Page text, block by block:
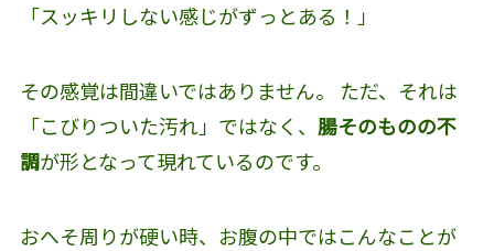
「スッキリしない感じがずっとある！」
その感覚は間違いではありません。 ただ、それは
「こびりついた汚れ」ではなく、 腸そのものの不
調が形となって現れているのです。
おへそ周りが硬い時、お腹の中ではこんなことが